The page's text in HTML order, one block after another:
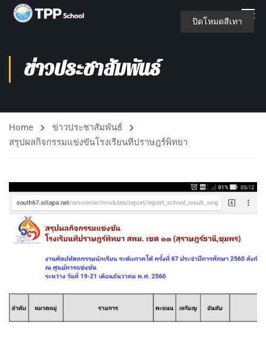
ข่าวประชาสัมพันธ์
Home
ข่าวประชาสัมพันธ์
สรุปผลกิจกรรมแข่งขันโรงเรียนทีปราษฎร์พิทยา
ปิดโหมดสีเทา